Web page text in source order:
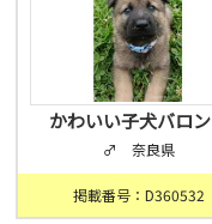
かわいい子犬バロ
♂ 奈良県
掲載番号：D360532